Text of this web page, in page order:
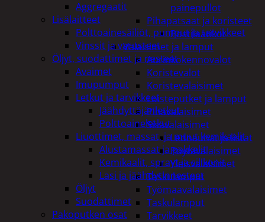
painepullot
Pihapatsaat ja koristeet
Postilaatikot
Valaisimet ja lamput
Aurinkokennovalot
Koristevalot
Koristevalaisimet
Loisteputket ja lamput
Pihavalaisimet
Sisävalaisimet
Lednauhat ja listat
Pöytävalaisimet
Yleisvalaisimet
Taskulamput
Työmaavalaisimet
Taskulamput
Tarvikkeet
Aggregaatit
Lisälaitteet
Polttoainesäiliöt, pumput ja tarvikkeet
Vinssit ja varusteet
Öljyt, suodattimet ja nesteet
Avaimet
Imupumput
Letkut ja tarvikkeet
Jäähdyttäjänletkut
Polttoaineletkut
Liuottimet, massat, ja muut kemikaalit
Alustamassat ja pakkelit
Kemikaalit, sprayt ja silikonit
Lasi ja jäähdytinnesteet
Öljyt
Suodattimet
Pakoputken osat